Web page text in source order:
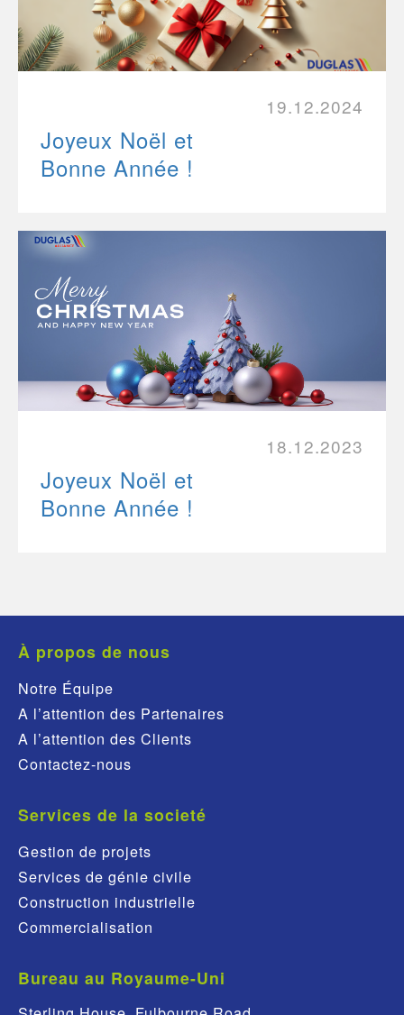
19.12.2024
Joyeux Noël et
Bonne Année !
18.12.2023
Joyeux Noël et
Bonne Année !
À propos de nous
Notre Équipe
A l’attention des Partenaires
A l’attention des Clients
Contactez-nous
Services de la societé
Gestion de projets
Services de génie civile
Construction industrielle
Commercialisation
Bureau au Royaume-Uni